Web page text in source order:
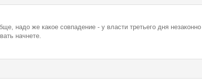
надо же какое совпадение - у власти третьего дня
начнете.